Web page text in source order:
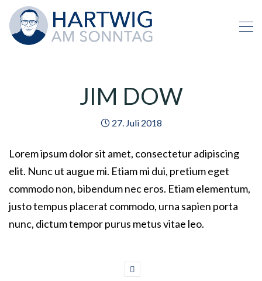
JIM DOW
27. Juli 2018
Lorem ipsum dolor sit amet, consectetur adipiscing
elit. Nunc ut augue mi. Etiam mi dui, pretium eget
commodo non, bibendum nec eros. Etiam elementum,
justo tempus placerat commodo, urna sapien porta
nunc, dictum tempor purus metus vitae leo.